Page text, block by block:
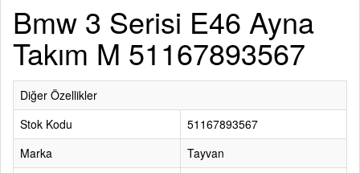
Bmw 3 Serisi E46 Ayna
Takım M 51167893567
Diğer Özellikler
Stok Kodu
51167893567
Marka
Tayvan